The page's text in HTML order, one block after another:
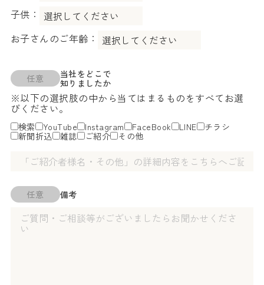
子供：
お子さんのご年齢：
当社をどこで
知りましたか
任意
※以下の選択肢の中から当てはまるものをすべてお選
びください。
検索 YouTube Instagram FaceBook LINE
チラシ
新聞折込
雑誌 ご紹介 その他
備考
任意